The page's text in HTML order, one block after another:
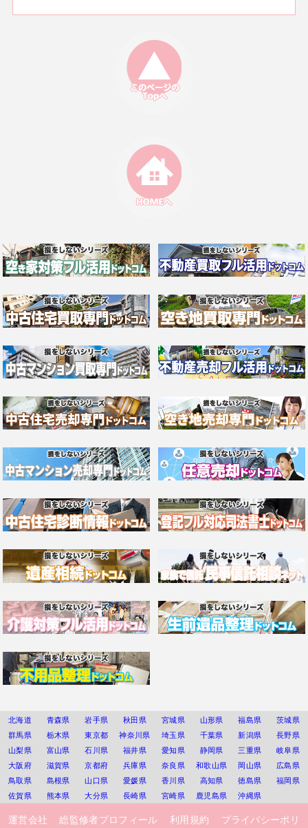
北海道 青森県 岩手県 秋田県 宮城県 山形県 福島県
茨城県
群馬県
栃木県 東京都 神奈川県 埼玉県 千葉県 新潟県
長野県
山梨県
富山県 石川県 福井県 愛知県 静岡県 三重県
岐阜県
大阪府
滋賀県 京都府 兵庫県 奈良県 和歌山県 岡山県
広島県
鳥取県
島根県 山口県 愛媛県 香川県 高知県 徳島県
福岡県
佐賀県
熊本県 大分県 長崎県 宮崎県 鹿児島県 沖縄県
運営会社 総監修者プロフィール 利用規約
プライバシーポリ